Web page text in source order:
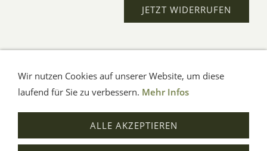
AGB Impressum
Verbraucherhinweise
Datenschutz
Hilfe
© Aue-Verlag GmbH, Möckmühl
Verträge widerrufen
Wir nutzen Cookies auf unserer Website, um diese
laufend für Sie zu verbessern. Mehr Infos
ALLE AKZEPTIEREN